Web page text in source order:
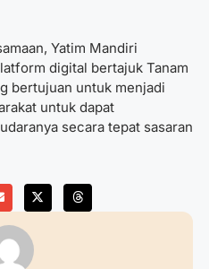
Yatim Mandiri
digital bertajuk Tanam
bertujuan untuk menjadi
untuk dapat
secara tepat sasaran